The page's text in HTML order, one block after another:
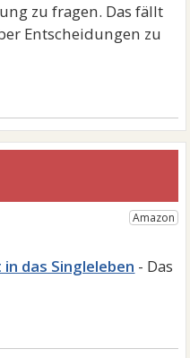
zu fragen. Das fällt
Entscheidungen zu
das Singleleben